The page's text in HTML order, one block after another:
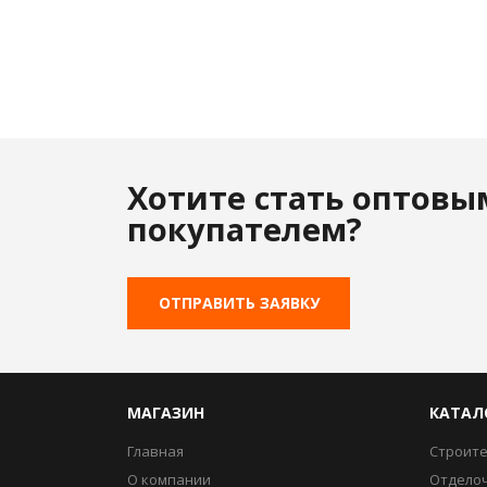
Хотите стать
покупателем?
ОТПРАВИТЬ ЗАЯВКУ
МАГАЗИН
Главная
О компании